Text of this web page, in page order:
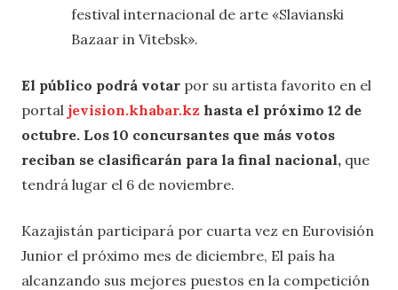
festival internacional de arte «Slavianski
Bazaar in Vitebsk».
El público podrá votar por su artista favorito en el
portal jevision.khabar.kz hasta el próximo 12 de
octubre. Los 10 concursantes que más votos
reciban se clasificarán para la final nacional, que
tendrá lugar el 6 de noviembre.
Kazajistán participará por cuarta vez en Eurovisión
Junior el próximo mes de diciembre, El país ha
alcanzando sus mejores puestos en la competición